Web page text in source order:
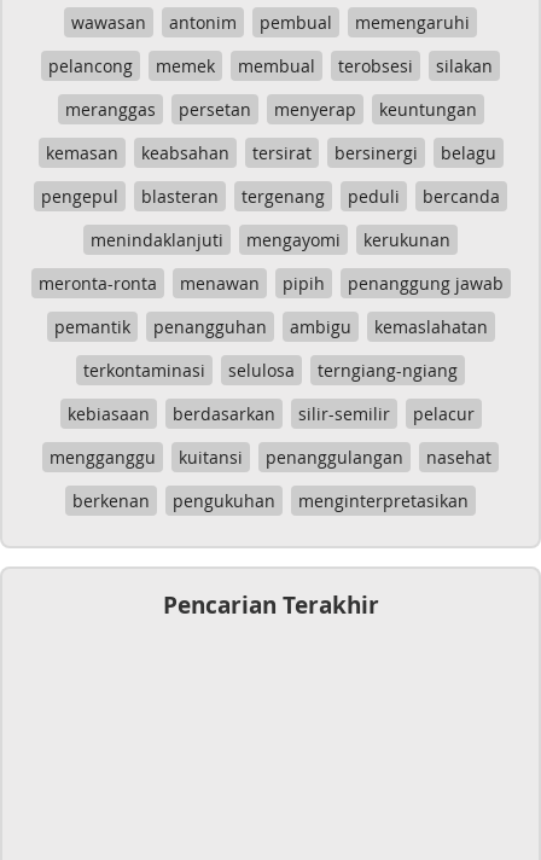
wawasan
antonim pembual
memengaruhi
pelancong
memek membual terobsesi
silakan
meranggas
persetan menyerap
keuntungan
kemasan
keabsahan tersirat bersinergi
belagu
pengepul
blasteran tergenang peduli
bercanda
menindaklanjuti
mengayomi
kerukunan
meronta-ronta
menawan pipih
penanggung jawab
pemantik
penangguhan ambigu
kemaslahatan
terkontaminasi
selulosa
terngiang-ngiang
kebiasaan
berdasarkan silir-semilir
pelacur
mengganggu
kuitansi penanggulangan
nasehat
berkenan
pengukuhan menginterpretasikan
Pencarian Terakhir